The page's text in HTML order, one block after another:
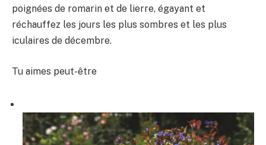
poignées de romarin et de lierre, égayant et
réchauffez les jours les plus sombres et les plus
iculaires de décembre.
Tu aimes peut-être